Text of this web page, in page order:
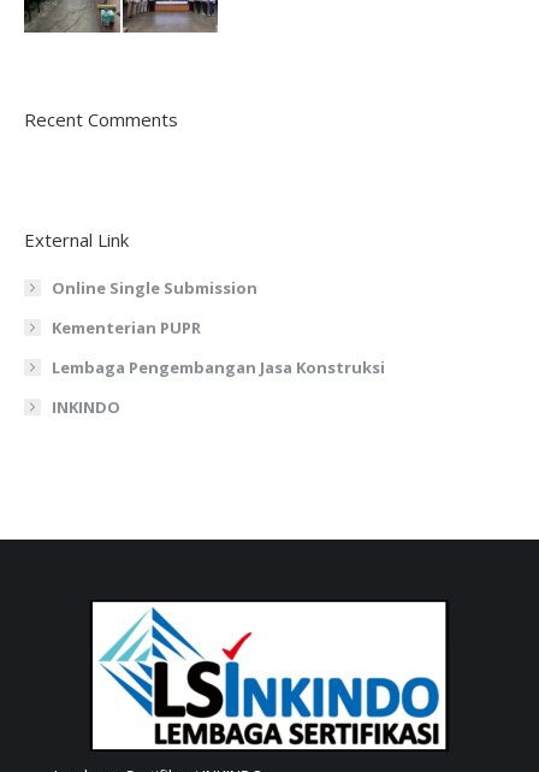
Recent Comments
External Link
Online Single Submission
Kementerian PUPR
Lembaga Pengembangan Jasa Konstruksi
INKINDO